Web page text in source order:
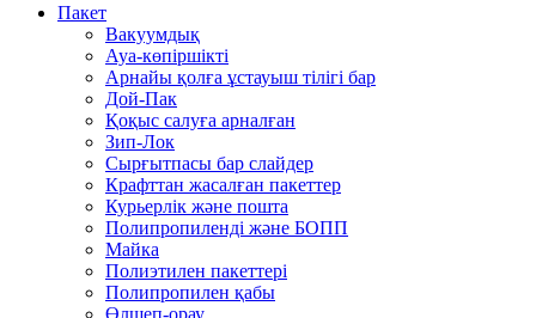
Пакет
Вакуумдық
Ауа-көпіршікті
Арнайы қолға ұстауыш тілігі бар
Дой-Пак
Қоқыс салуға арналған
Зип-Лок
Сырғытпасы бар слайдер
Крафттан жасалған пакеттер
Курьерлік және пошта
Полипропиленді және БОПП
Майка
Полиэтилен пакеттері
Полипропилен қабы
Өлшеп-орау